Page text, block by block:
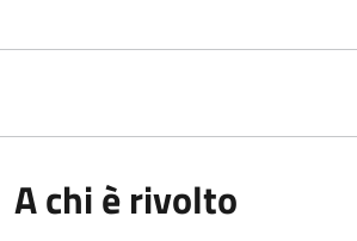
A chi è rivolto